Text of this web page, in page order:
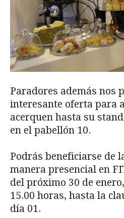
Paradores además nos
interesante oferta para
acerquen hasta su
en el pabellón 10.
Podrás beneficiarse de
manera presencial en
del próximo 30 de
15.00 horas, hasta la
día 01.